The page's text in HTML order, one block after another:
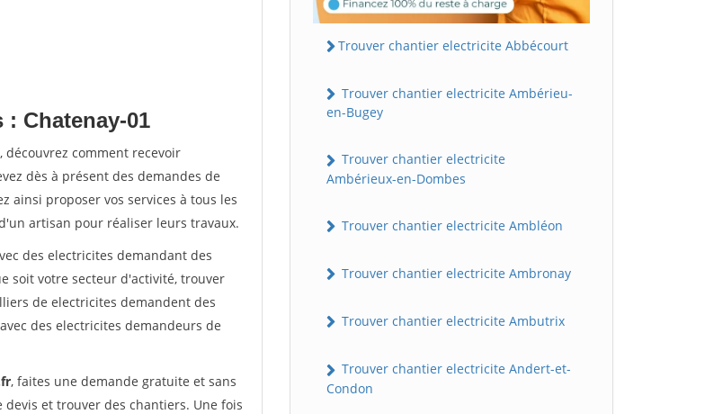
Chatenay-01
découvrez comment recevoir
dès à présent des demandes de
ainsi proposer vos services à tous les
artisan pour réaliser leurs travaux.
des electricites demandant des
soit votre secteur d'activité, trouver
de electricites demandent des
des electricites demandeurs de
, faites une demande gratuite et sans
et trouver des chantiers. Une fois
Trouver chantier electricite Abbécourt
Trouver chantier electricite Ambérieu-
en-Bugey
Trouver chantier electricite
Ambérieux-en-Dombes
Trouver chantier electricite Ambléon
Trouver chantier electricite Ambronay
Trouver chantier electricite Ambutrix
Trouver chantier electricite Andert-et-
Condon